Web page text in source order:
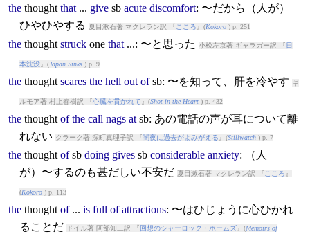
the thought that... givesb acute discomfort: 〜だから（人が）
ひやひやする
夏目漱石著 マクレラン訳 『 こころ 』(Kokoro) p. 251
the thought struckone that...: 〜と思った 小松左京著 ギャラガー訳 『 日
本沈没』(Japan Sinks) p. 9
the thought scares the hell out ofsb: 〜を知って、肝を冷やす ギ
ルモア著 村上春樹訳 『心臓を貫かれて 』(Shot in the Heart) p. 432
the thought of the call nags atsb: あの電話の声が耳について離
れない クラーク著 深町真理子訳 『闇夜に過去がよみがえる 』(Stillwatch) p. 7
the thought ofsb doing givessb considerable anxiety: （人
が）〜するのも甚だしい不安だ 夏目漱石著 マクレラン訳 『 こころ 』
(Kokoro) p. 113
the thought of... is full of attractions: 〜はひじょうに心ひかれ
ることだ
ドイル著 阿部知二訳 『 回想のシャーロック・ホームズ』(Memoirs of